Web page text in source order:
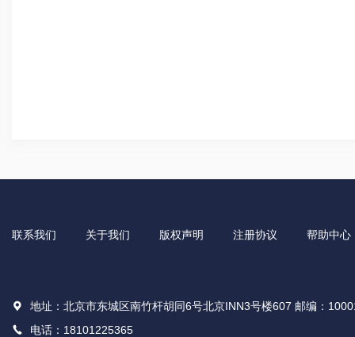
联系我们 关于我们 版权声明 注册协议 帮助中心
地址：北京市东城区南竹杆胡同6号北京INN3号楼607 邮编：
电话：18101225365